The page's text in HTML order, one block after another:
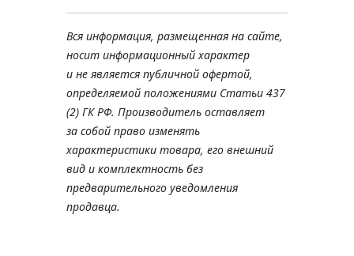
Вся информация, размещенная на сайте,
носит информационный характер
и не является публичной офертой,
определяемой положениями Статьи 437
(2) ГК РФ. Производитель оставляет
за собой право изменять
характеристики товара, его внешний
вид и комплектность без
предварительного уведомления
продавца.